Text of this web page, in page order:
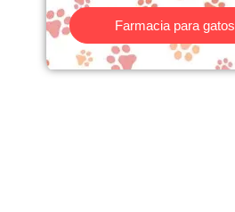
Farmacia para gatos